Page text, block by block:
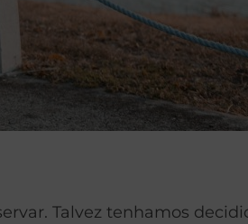
Talvez tenhamos